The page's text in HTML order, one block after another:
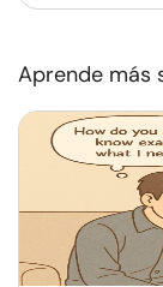
Aprende más